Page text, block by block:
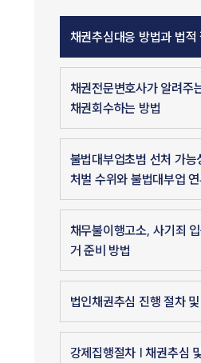
채권추심대응 방법과 법적
채권전문변호사가 알려주
채권회수하는 방법
불법대부업초범 선처 가능
처벌 수위와 불법대부업
채무불이행고소, 사기죄
거 준비 방법
법인채권추심 진행 절차
강제집행절차 | 채권추심